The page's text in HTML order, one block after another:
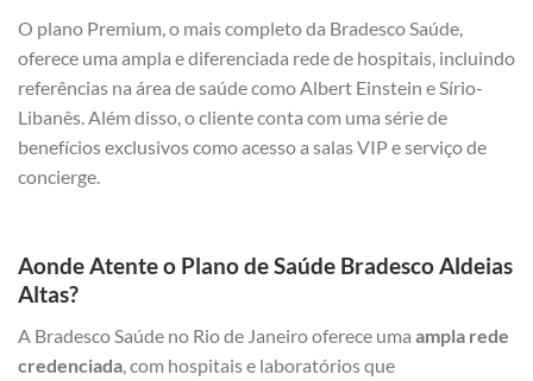
O plano Premium, o mais completo da Bradesco Saúde,
oferece uma ampla e diferenciada rede de hospitais, incluindo
referências na área de saúde como Albert Einstein e Sírio-
Libanês. Além disso, o cliente conta com uma série de
benefícios exclusivos como acesso a salas VIP e serviço de
concierge.
Aonde Atente o Plano de Saúde Bradesco Aldeias
Altas?
A Bradesco Saúde no Rio de Janeiro oferece uma ampla rede
credenciada , com hospitais e laboratórios que